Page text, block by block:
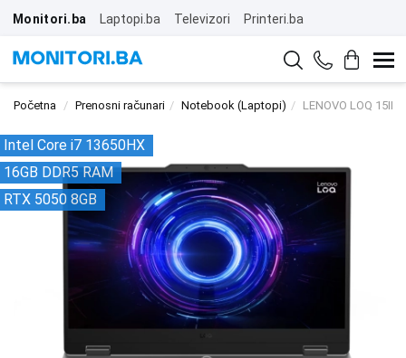
Monitori.ba Laptopi.ba Televizori Printeri.ba
Početna Prenosni računari Notebook (Laptopi) LENOVO LOQ
Intel Core i7 13650HX
16GB DDR5 RAM
RTX 5050 8GB